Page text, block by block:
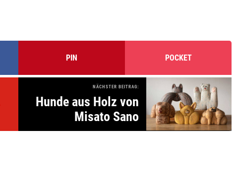
PIN POCKET
NÄCHSTER BEITRAG:
Hunde aus Holz von
Misato Sano